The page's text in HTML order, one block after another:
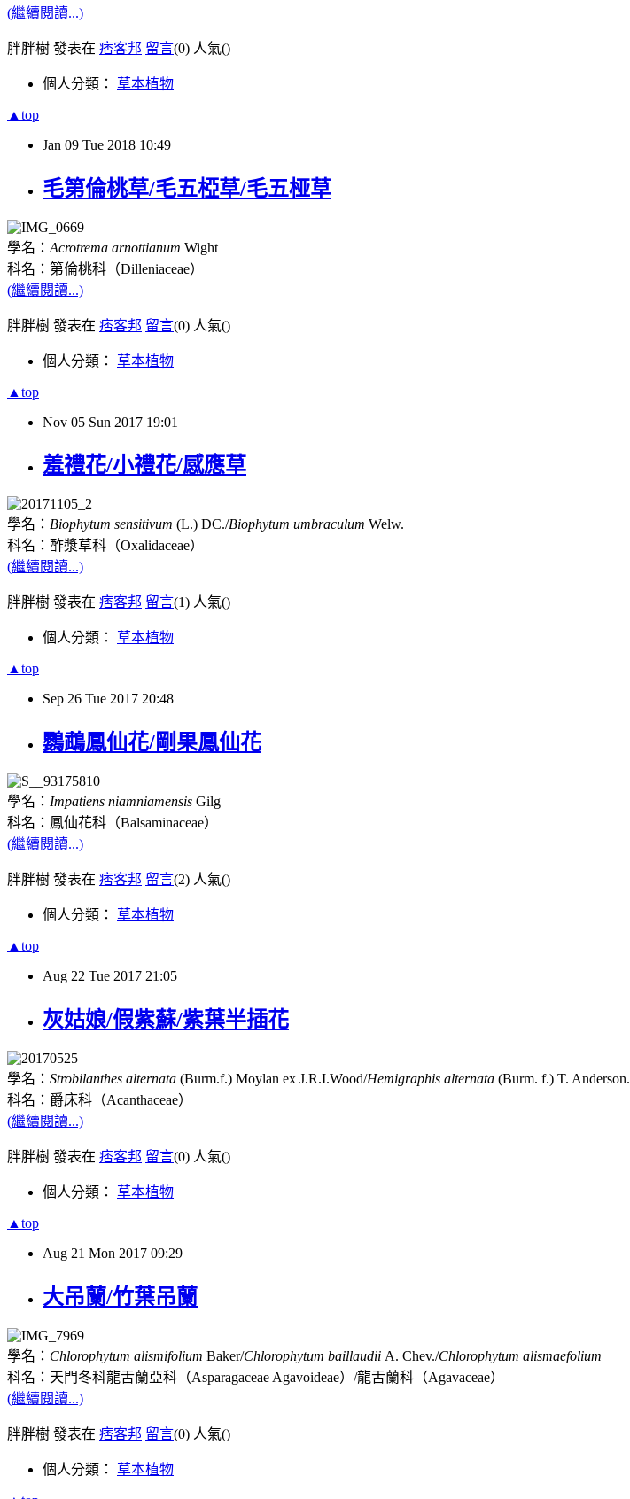
(繼續閱讀...)
胖胖樹 發表在 痞客邦 留言(0) 人氣()
個人分類： 草本植物
▲top
Jan 09 Tue 2018 10:49
毛第倫桃草/毛五椏草/毛五桠草
學名： Acrotrema arnottianum Wight
科名：第倫桃科（Dilleniaceae）
(繼續閱讀...)
胖胖樹 發表在 痞客邦 留言(0) 人氣()
個人分類： 草本植物
▲top
Nov 05 Sun 2017 19:01
羞禮花/小禮花/感應草
學名： Biophytum sensitivum (L.) DC./Biophytum umbraculum Welw.
科名：酢漿草科（Oxalidaceae）
(繼續閱讀...)
胖胖樹 發表在 痞客邦 留言(1) 人氣()
個人分類： 草本植物
▲top
Sep 26 Tue 2017 20:48
鸚鵡鳳仙花/剛果鳳仙花
學名： Impatiens niamniamensis Gilg
科名：鳳仙花科（Balsaminaceae）
(繼續閱讀...)
胖胖樹 發表在 痞客邦 留言(2) 人氣()
個人分類： 草本植物
▲top
Aug 22 Tue 2017 21:05
灰姑娘/假紫蘇/紫葉半插花
學名： Strobilanthes alternata (Burm.f.) Moylan ex J.R.I.Wood/Hemigraphis alternata (Burm. f.) T. Anderson.
科名：爵床科（Acanthaceae）
(繼續閱讀...)
胖胖樹 發表在 痞客邦 留言(0) 人氣()
個人分類： 草本植物
▲top
Aug 21 Mon 2017 09:29
大吊蘭/竹葉吊蘭
學名： Chlorophytum alismifolium Baker/Chlorophytum baillaudii A. Chev./Chlorophytum alismaefolium
科名：天門冬科龍舌蘭亞科（Asparagaceae Agavoideae） /龍舌蘭科（Agavaceae）
(繼續閱讀...)
胖胖樹 發表在 痞客邦 留言(0) 人氣()
個人分類： 草本植物